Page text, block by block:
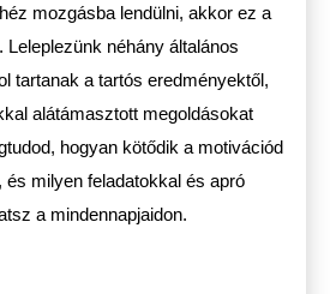
mozgásba lendülni, akkor ez a
néhány általános
tartanak a tartós eredményektől,
alátámasztott megoldásokat
hogyan kötődik a motivációd
milyen feladatokkal és apró
a mindennapjaidon.